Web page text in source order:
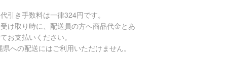
引き手数料は一律324円です。
け取り時に、配送員の方へ商品代金とあ
お支払いください。
県への配送にはご利用いただけません。